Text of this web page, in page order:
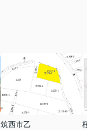
筑西市乙